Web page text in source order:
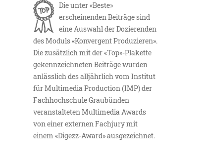
Die unter «Beste»
erscheinenden Beiträge sind
eine Auswahl der Dozierenden
des Moduls «Konvergent Produzieren».
Die zusätzlich mit der «Top»-Plakette
gekennzeichneten Beiträge wurden
anlässlich des alljährlich vom Institut
für Multimedia Production (IMP) der
Fachhochschule Graubünden
veranstalteten Multimedia Awards
von einer externen Fachjury mit
einem «Digezz-Award» ausgezeichnet.